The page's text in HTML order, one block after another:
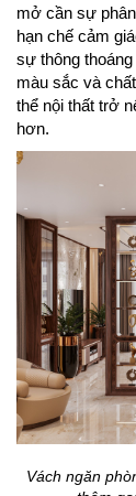
mở cần sự
hạn chế cảm
sự thông
màu sắc và
thể nội thất trở
hơn.
Vách ngăn